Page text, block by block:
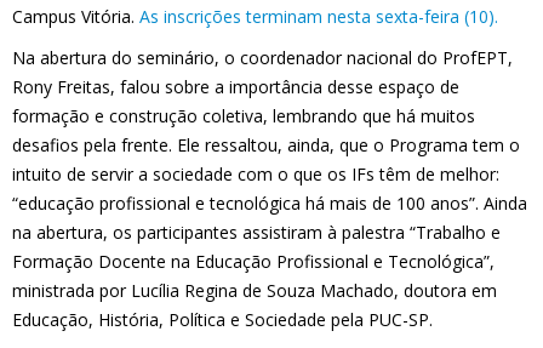
Campus Vitória. As inscrições terminam nesta sexta-feira (10).
Na abertura do seminário, o coordenador nacional do ProfEPT,
Rony Freitas, falou sobre a importância desse espaço de
formação e construção coletiva, lembrando que há muitos
desafios pela frente. Ele ressaltou, ainda, que o Programa tem o
intuito de servir a sociedade com o que os IFs têm de melhor:
“educação profissional e tecnológica há mais de 100 anos”. Ainda
na abertura, os participantes assistiram à palestra “Trabalho e
Formação Docente na Educação Profissional e Tecnológica”,
ministrada por Lucília Regina de Souza Machado, doutora em
Educação, História, Política e Sociedade pela PUC-SP.